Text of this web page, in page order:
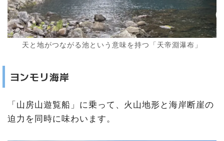
天と地がつながる池という意味を持つ「天帝淵瀑布」
ヨンモリ海岸
「山房山遊覧船」に乗って、火山地形と海岸断崖の
迫力を同時に味わいます。